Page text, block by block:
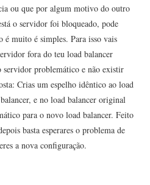
ou que por algum motivo do outro
o servidor foi bloqueado, pode
é muito é simples. Para isso vais
fora do teu load balancer
problemático e não existir
Crias um espelho idêntico ao load
e no load balancer original
para o novo load balancer. Feito
basta esperares o problema de
a nova configuração.